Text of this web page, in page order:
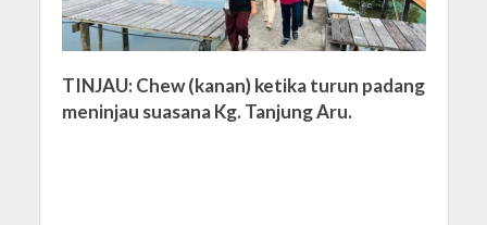
TINJAU: Chew (kanan) ketika turun padang
meninjau suasana Kg. Tanjung Aru.